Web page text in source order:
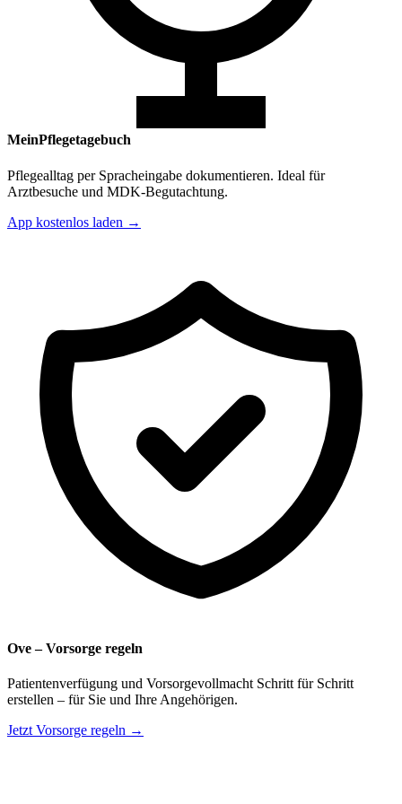
MeinPflegetagebuch
Pflegealltag per Spracheingabe dokumentieren. Ideal für
Arztbesuche und MDK-Begutachtung.
App kostenlos laden →
Ove – Vorsorge regeln
Patientenverfügung und Vorsorgevollmacht Schritt für Schritt
erstellen – für Sie und Ihre Angehörigen.
Jetzt Vorsorge regeln →